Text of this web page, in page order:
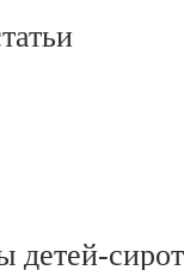
детей-сирот